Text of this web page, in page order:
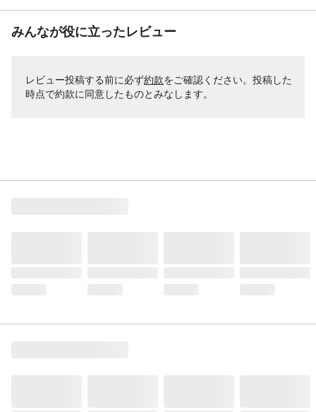
みんなが役に立ったレビュー
レビュー投稿する前に必ず約款をご確認ください。投稿した
時点で約款に同意したものとみなします。